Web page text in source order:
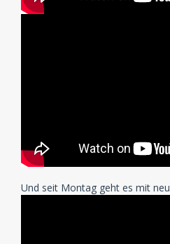
Und seit Montag geht es mit